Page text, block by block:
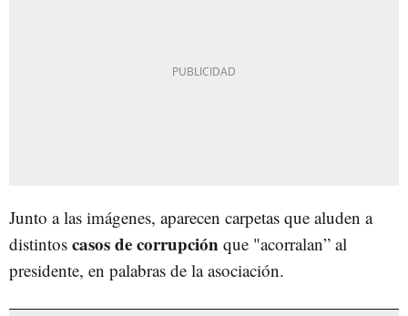
Junto a las imágenes, aparecen carpetas que aluden a
distintos casos de corrupción que "acorralan” al
presidente, en palabras de la asociación.